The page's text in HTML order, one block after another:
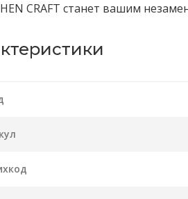
CRAFT станет вашим